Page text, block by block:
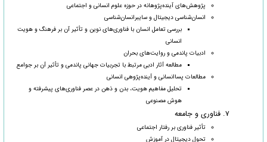
پژوهش‌های آینده‌پژوهانه در حوزه علوم انسانی و اجتماعی
انسان‌شناسی دیجیتال و سایبرانسان‌شناسی
بررسی تعامل انسان با فناوری‌های نوین و تأثیر آن بر فرهنگ و هویت
انسانی
ادبیات پاندمی و روایت‌های بحران
مطالعه آثار ادبی مرتبط با تجربیات جهانی پاندمی و تأثیر آن بر جوامع
مطالعات پساانسانی و آینده‌پژوهی انسانی
تحلیل مفاهیم هویت، بدن و ذهن در عصر فناوری‌های پیشرفته و
هوش مصنوعی
۷. فناوری و جامعه
تأثیر فناوری بر رفتار اجتماعی
تحول دیجیتال در آموزش